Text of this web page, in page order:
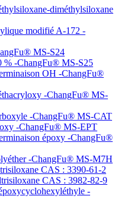
diméthylsiloxane
modifié A-172 -
MS-S24
% -ChangFu® MS-S25
OH -ChangFu®
-ChangFu® MS-
-ChangFu® MS-CAT
-ChangFu® MS-EPT
époxy -ChangFu®
-ChangFu® MS-M7H
CAS : 3390-61-2
CAS : 3982-82-9
-